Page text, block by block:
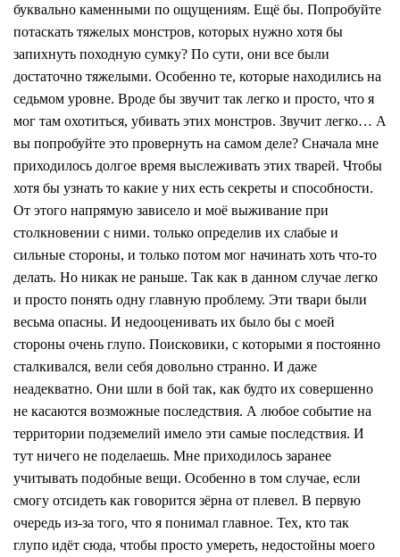
буквально каменными по ощущениям. Ещё бы. Попробуйте
потаскать тяжелых монстров, которых нужно хотя бы
запихнуть походную сумку? По сути, они все были
достаточно тяжелыми. Особенно те, которые находились на
седьмом уровне. Вроде бы звучит так легко и просто, что я
мог там охотиться, убивать этих монстров. Звучит легко… А
вы попробуйте это провернуть на самом деле? Сначала мне
приходилось долгое время выслеживать этих тварей. Чтобы
хотя бы узнать то какие у них есть секреты и способности.
От этого напрямую зависело и моё выживание при
столкновении с ними. только определив их слабые и
сильные стороны, и только потом мог начинать хоть что-то
делать. Но никак не раньше. Так как в данном случае легко
и просто понять одну главную проблему. Эти твари были
весьма опасны. И недооценивать их было бы с моей
стороны очень глупо. Поисковики, с которыми я постоянно
сталкивался, вели себя довольно странно. И даже
неадекватно. Они шли в бой так, как будто их совершенно
не касаются возможные последствия. А любое событие на
территории подземелий имело эти самые последствия. И
тут ничего не поделаешь. Мне приходилось заранее
учитывать подобные вещи. Особенно в том случае, если
смогу отсидеть как говорится зёрна от плевел. В первую
очередь из-за того, что я понимал главное. Тех, кто так
глупо идёт сюда, чтобы просто умереть, недостойны моего